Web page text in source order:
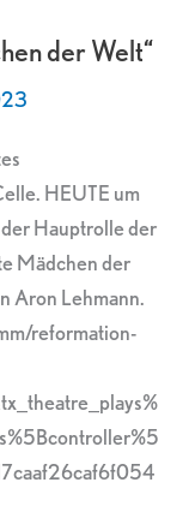
der Welt“
HEUTE um
Hauptrolle der
Mädchen der
Aron Lehmann.
reformation-